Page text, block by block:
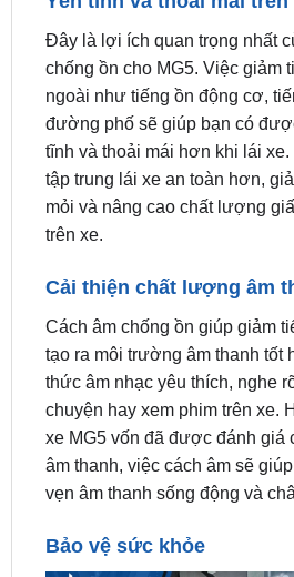
chống ồn cho MG5. Việc giảm
ngoài như tiếng ồn động cơ,
đường phố sẽ giúp bạn có
tĩnh và thoải mái hơn khi lái xe.
tập trung lái xe an toàn hơn,
mỏi và nâng cao chất lượng
trên xe.
Cải thiện chất lượng âm
tạo ra môi trường âm thanh tốt
thức âm nhạc yêu thích, nghe
chuyện hay xem phim trên xe.
xe MG5 vốn đã được đánh giá
âm thanh, việc cách âm sẽ
vẹn âm thanh sống động và
Bảo vệ sức khỏe